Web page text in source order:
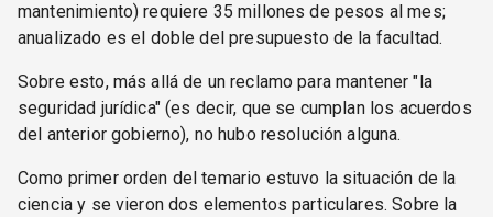
mantenimiento) requiere 35 millones de pesos al mes;
anualizado es el doble del presupuesto de la facultad.
Sobre esto, más allá de un reclamo para mantener "la
seguridad jurídica" (es decir, que se cumplan los acuerdos
del anterior gobierno), no hubo resolución alguna.
Como primer orden del temario estuvo la situación de la
ciencia y se vieron dos elementos particulares. Sobre la